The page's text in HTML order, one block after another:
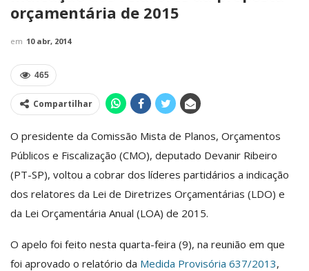
orçamentária de 2015
em 10 abr, 2014
465
Compartilhar
O presidente da Comissão Mista de Planos, Orçamentos
Públicos e Fiscalização (CMO), deputado Devanir Ribeiro
(PT-SP), voltou a cobrar dos líderes partidários a indicação
dos relatores da Lei de Diretrizes Orçamentárias (LDO) e
da Lei Orçamentária Anual (LOA) de 2015.
O apelo foi feito nesta quarta-feira (9), na reunião em que
foi aprovado o relatório da Medida Provisória 637/2013,